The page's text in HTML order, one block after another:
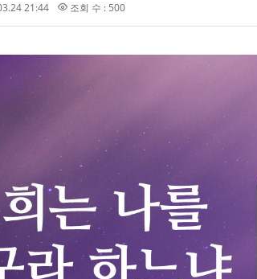
21:44 조회 수 : 500